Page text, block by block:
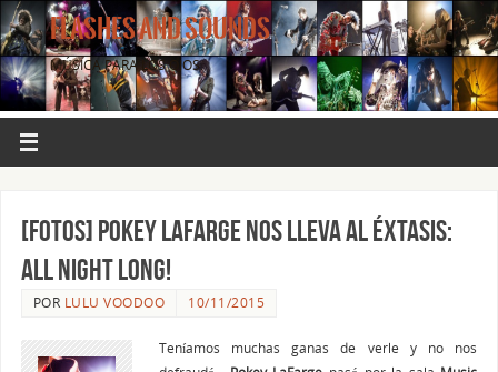
FLASHES AND SOUNDS
MÚSICA PARA LOS OJOS.
[FOTOS] POKEY LAFARGE nos lleva al éxtasis:
All Night Long!
POR LULU VOODOO 10/11/2015
Teníamos muchas ganas de verle y no nos